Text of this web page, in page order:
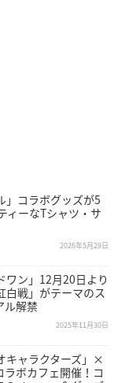
」コラボグッズが5
ィーなTシャツ・サ
2026年5月29日
ワン」12月20日より
白戦」がテーマのス
ル解禁
2025年11月30日
キャラクターズ」×
ボカフェ開催！コ